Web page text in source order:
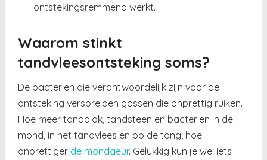
ontstekingsremmend werkt.
Waarom stinkt
tandvleesontsteking soms?
De bacteriën die verantwoordelijk zijn voor de
ontsteking verspreiden gassen die onprettig ruiken.
Hoe meer tandplak, tandsteen en bacteriën in de
mond, in het tandvlees en op de tong, hoe
onprettiger de mondgeur. Gelukkig kun je wel iets